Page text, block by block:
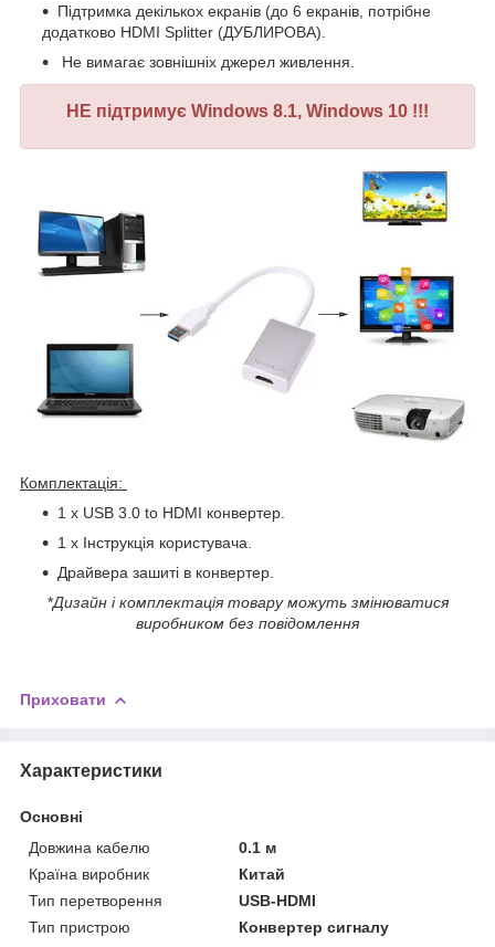
Підтримка декількох екранів (до 6 екранів, потрібне
додатково HDMI Splitter (ДУБЛИРОВА).
Не вимагає зовнішніх джерел живлення.
НЕ підтримує Windows 8.1, Windows 10 !!!
Комплектація:
1 x USB 3.0 to HDMI конвертер.
1 x Інструкція користувача.
Драйвера зашиті в конвертер.
*Дизайн і комплектація товару можуть змінюватися
виробником без повідомлення
Приховати
Характеристики
Основні
Довжина кабелю
0.1 м
Країна виробник
Китай
Тип перетворення
USB-HDMI
Тип пристрою
Конвертер сигналу